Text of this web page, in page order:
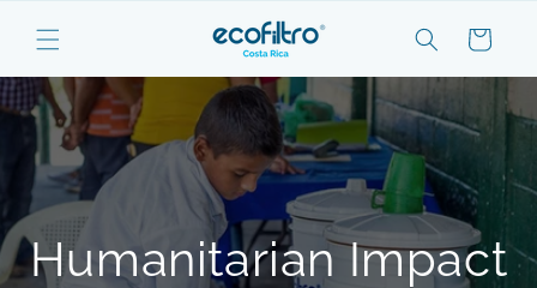
content
Cart
Humanitarian Impact